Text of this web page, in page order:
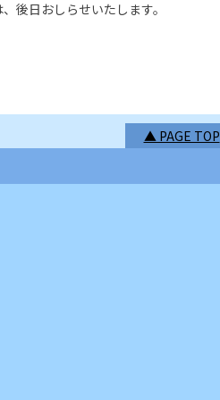
後日おしらせいたします。
▲ PAGE TOP